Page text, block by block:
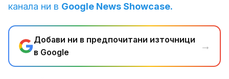
канала ни в Google News Showcase.
Добави ни в предпочитани източници
в Google
→